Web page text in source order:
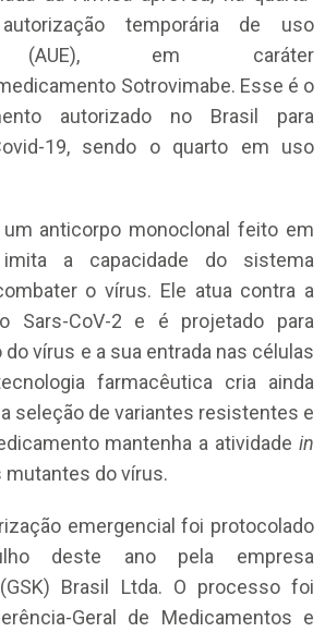
temporária de uso
(AUE), em caráter
Sotrovimabe. Esse é o
autorizado no Brasil para
19, sendo o quarto em uso
anticorpo monoclonal feito em
a capacidade do sistema
o vírus. Ele atua contra a
Sars-CoV-2 e é projetado para
do vírus e a sua entrada nas células
farmacêutica cria ainda
seleção de variantes resistentes e
mantenha a atividade in
mutantes do vírus.
emergencial foi protocolado
deste ano pela empresa
Brasil Ltda. O processo foi
Geral de Medicamentos e